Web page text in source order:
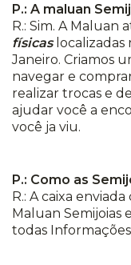
P.: A maluan
R.: Sim. A
físicaslocalizadas
Janeiro. Criamos
navegar e
realizar trocas e
ajudar você a
você ja viu.
P.: Como as
R.: A caixa
Maluan Semijoias
todas Informações